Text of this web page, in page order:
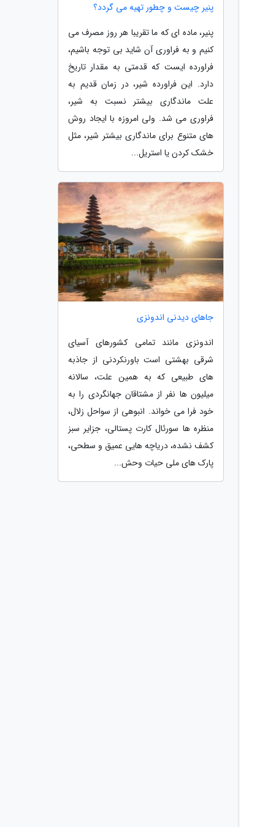
پنیر چیست و چطور تهیه می گردد؟
پنیر، ماده ای که ما تقریبا هر روز مصرف می
کنیم و به فراوری آن شاید بی توجه باشیم،
فراورده ایست که قدمتی به مقدار تاریخ
دارد. این فراورده شیر، در زمان قدیم به
علت ماندگاری بیشتر نسبت به شیر،
فراوری می شد. ولی امروزه با ایجاد روش
های متنوع برای ماندگاری بیشتر شیر، مثل
خشک کردن یا استریل...
جاهای دیدنی اندونزی
اندونزی مانند تمامی کشورهای آسیای
شرقی بهشتی است باورنکردنی از جاذبه
های طبیعی که به همین علت، سالانه
میلیون ها نفر از مشتاقان جهانگردی را به
خود فرا می خواند. انبوهی از سواحل زلال،
منظره ها سورئال کارت پستالی، جزایر سبز
کشف نشده، دریاچه هایی عمیق و سطحی،
پارک های ملی حیات وحش...